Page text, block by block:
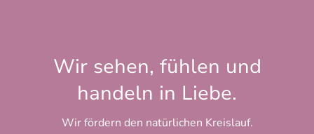
Wir sehen, fühlen und
handeln in Liebe.
Wir fördern den natürlichen Kreislauf.